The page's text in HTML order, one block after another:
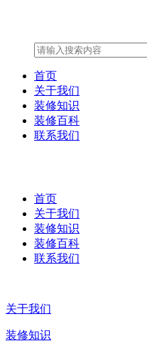
首页
关于我们
装修知识
装修百科
联系我们
首页
关于我们
装修知识
装修百科
联系我们
关于我们
装修知识